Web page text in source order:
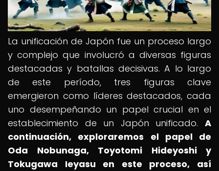
La unificación de Japón fue un proceso largo
y complejo que involucró a diversas figuras
destacadas y batallas decisivas. A lo largo
de este período, tres figuras clave
emergieron como líderes destacados, cada
uno desempeñando un papel crucial en el
establecimiento de un Japón unificado. A
continuación, exploraremos el papel de
Oda Nobunaga, Toyotomi Hideyoshi y
Tokugawa Ieyasu en este proceso, así